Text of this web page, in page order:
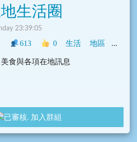
生活圈
23:39:05
613 0 生活 地區 新聞
食與各項在地訊息
加入群組